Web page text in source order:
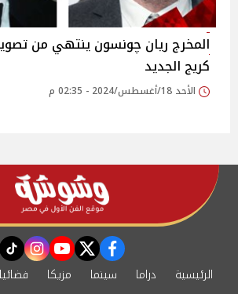
المخرج ريان چونسون ينتهي من
كريج الجديد
الأحد 18/أغسطس/2024 - 02:35 م
facebook
twitter
youtube
الرئيسية دراما سينما مزيكا